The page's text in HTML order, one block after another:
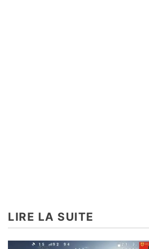
LIRE LA SUITE